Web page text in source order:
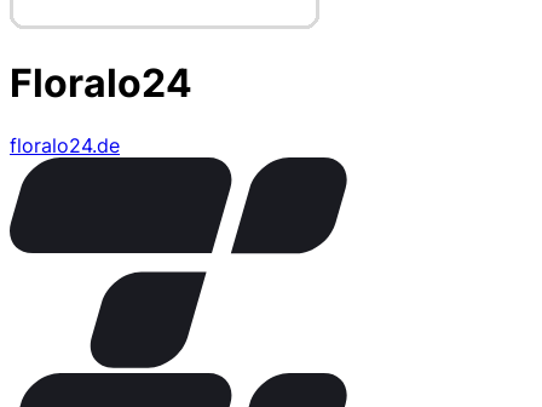
Floralo24
floralo24.de